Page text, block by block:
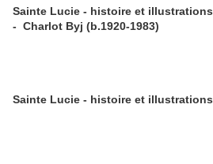
Sainte Lucie - histoire et illustrations
- Charlot Byj (b.1920-1983)
Sainte Lucie - histoire et illustrations